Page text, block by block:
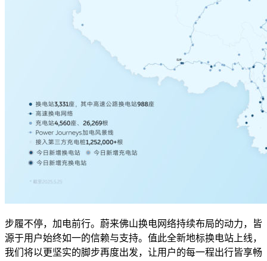
步履不停，加电前行。蔚来佛山换电网络持续布局的动力，皆
源于用户始终如一的信赖与支持。值此全新地标换电站上线，
我们将以更坚实的脚步再度出发，让用户的每一程出行皆享畅